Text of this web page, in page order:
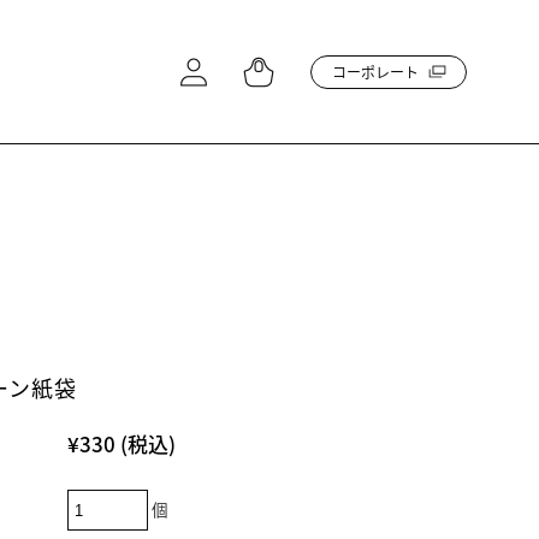
コーポレート
ン紙袋
¥330 (税込)
個